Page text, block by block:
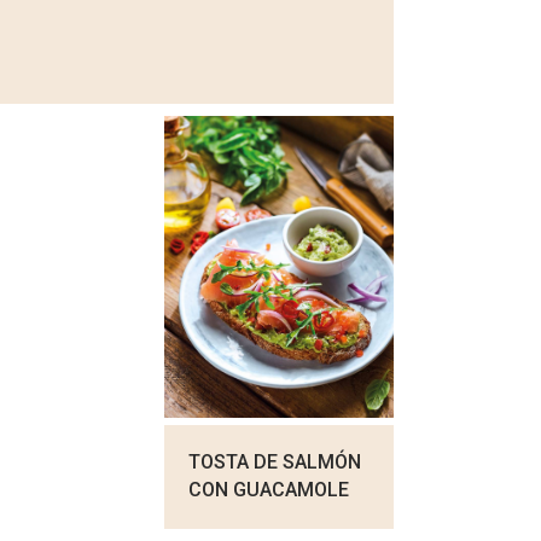
TOSTA DE SALMÓN
CON GUACAMOLE